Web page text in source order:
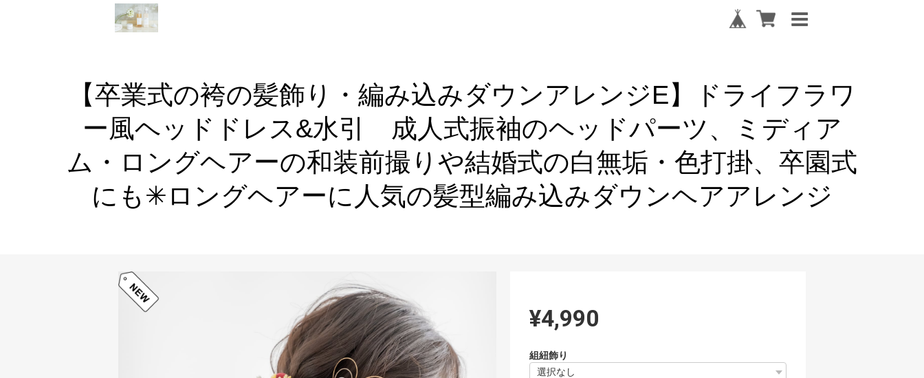
【卒業式の袴の髪飾り・編み込みダウンアレンジE】ドライフラワ
ー風ヘッドドレス&水引 成人式振袖のヘッドパーツ、ミディア
ム・ロングヘアーの和装前撮りや結婚式の白無垢・色打掛、卒園式
にも✳︎ロングヘアーに人気の髪型編み込みダウンヘアアレンジ
¥4,990
組紐飾り